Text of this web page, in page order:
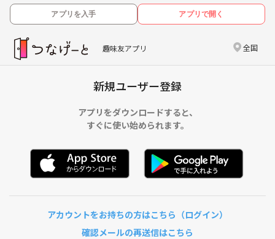
アプリを入手 アプリで開く
趣味友アプリ 全国
新規ユーザー登録
アプリをダウンロードすると、
すぐに使い始められます。
アカウントをお持ちの方はこちら（ログイン）
確認メールの再送信はこちら